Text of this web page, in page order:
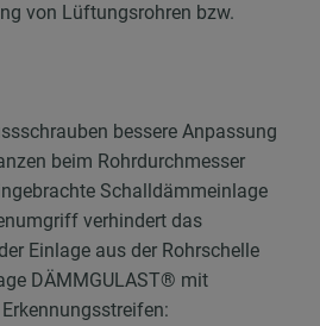
von Lüftungsrohren bzw.
bessere Anpassung
beim Rohrdurchmesser
Schalldämmeinlage
verhindert das
Einlage aus der Rohrschelle
DÄMMGULAST® mit